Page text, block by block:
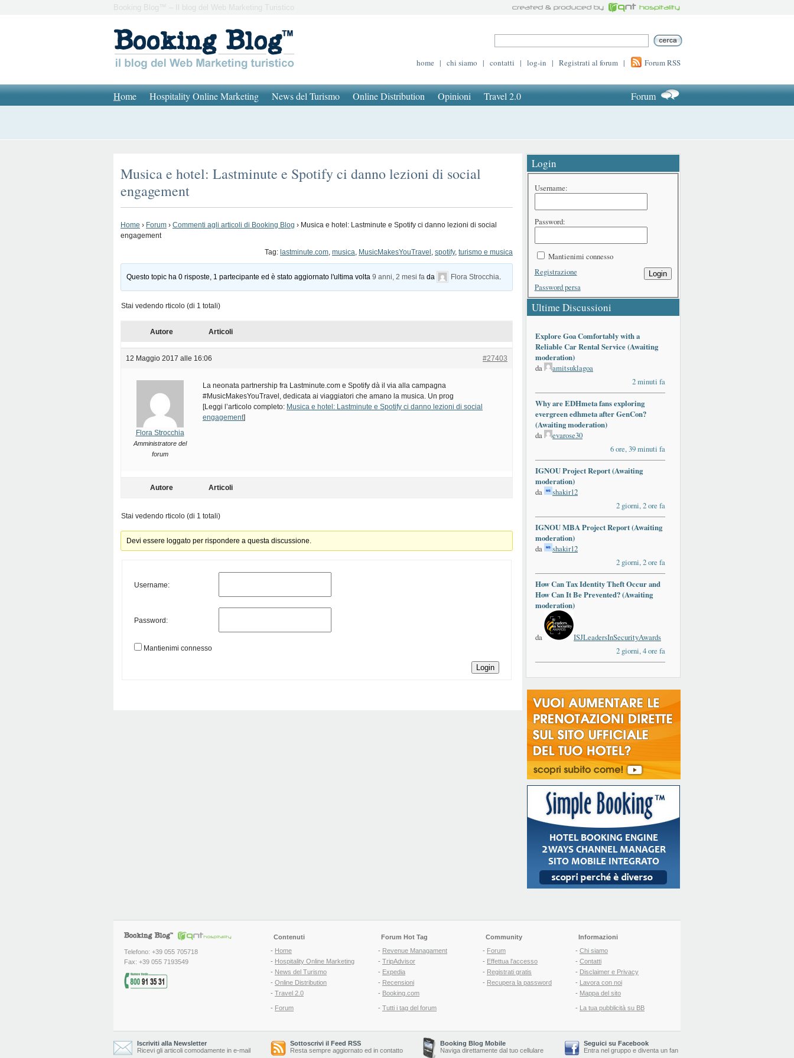
Booking Blog™ – Il blog del Web Marketing Turistico
home | chi siamo | contatti | log-in | Registrati al forum | Forum RSS
Home Hospitality Online Marketing News del Turismo Online Distribution Opinioni Travel 2.0 Forum
Musica e hotel: Lastminute e Spotify ci danno lezioni di social
engagement
Home › Forum › Commenti agli articoli di Booking Blog › Musica e hotel: Lastminute e Spotify ci danno lezioni di social
engagement
Tag: lastminute.com, musica, MusicMakesYouTravel , spotify, turismo e musica
Questo topic ha 0 risposte, 1 partecipante ed è stato aggiornato l'ultima volta9 anni, 2 mesi fa da Flora Strocchia
Stai vedendo rticolo (di 1 totali)
Autore Articoli
12 Maggio 2017 alle 16:06 #27403
Flora Strocchia
Amministratore del
forum
La neonata partnership fra Lastminute.com e Spotify dà il via alla campagna
#MusicMakesYouTravel, dedicata ai viaggiatori che amano la musica. Un prog
[Leggi l’articolo completo: Musica e hotel: Lastminute e Spotify ci danno lezioni di social
engagement]
Autore Articoli
Stai vedendo rticolo (di 1 totali)
Devi essere loggato per rispondere a questa discussione.
Username:
Password:
Mantienimi connesso
Login
Login
Username:
Password:
Mantienimi connesso
Login
Registrazione
Password persa
Ultime Discussioni
Explore Goa Comfortably with a
Reliable Car Rental Service (Awaiting
moderation)
da
amitsuklagoa
2 minuti fa
Why are EDHmeta fans exploring
evergreen edhmeta after GenCon?
(Awaiting moderation)
da
evarose30
6 ore, 39 minuti fa
IGNOU Project Report (Awaiting
moderation)
da
shakir12
2 giorni, 2 ore fa
IGNOU MBA Project Report (Awaiting
moderation)
da
shakir12
2 giorni, 2 ore fa
How Can Tax Identity Theft Occur and
How Can It Be Prevented? (Awaiting
moderation)
da
ISJLeadersInSecurityAwards
2 giorni, 4 ore fa
Telefono: +39 055 705718
Fax: +39 055 7193549
Contenuti
- Home
- Hospitality Online Marketing
- News del Turismo
- Online Distribution
- Travel 2.0
- Forum
Forum Hot Tag
- Revenue Managament
- TripAdvisor
- Expedia
- Recensioni
- Booking.com
- Tutti i tag del forum
Community
- Forum
- Effettua l'accesso
- Registrati gratis
- Recupera la password
Informazioni
- Chi siamo
- Contatti
- Disclaimer e Privacy
- Lavora con noi
- Mappa del sito
- La tua pubblicità su BB
Iscriviti alla Newsletter
Ricevi gli articoli comodamente in e-mail
Sottoscrivi il Feed RSS
Resta sempre aggiornato ed in contatto
Booking Blog Mobile
Naviga direttamente dal tuo cellulare
Seguici su Facebook
Entra nel gruppo e diventa un fan